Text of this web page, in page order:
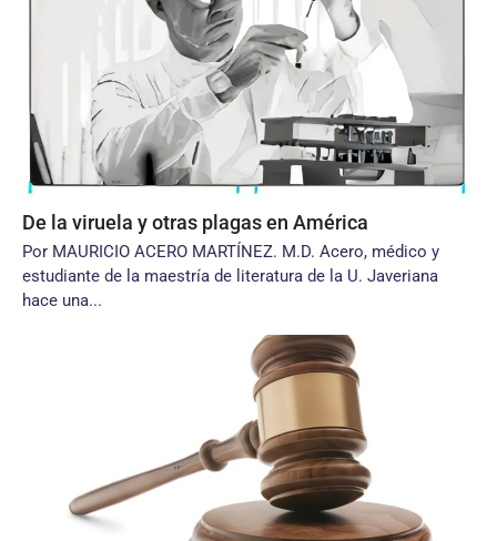
De la viruela y otras plagas en América
Por MAURICIO ACERO MARTÍNEZ. M.D. Acero, médico y
estudiante de la maestría de literatura de la U. Javeriana
hace una...